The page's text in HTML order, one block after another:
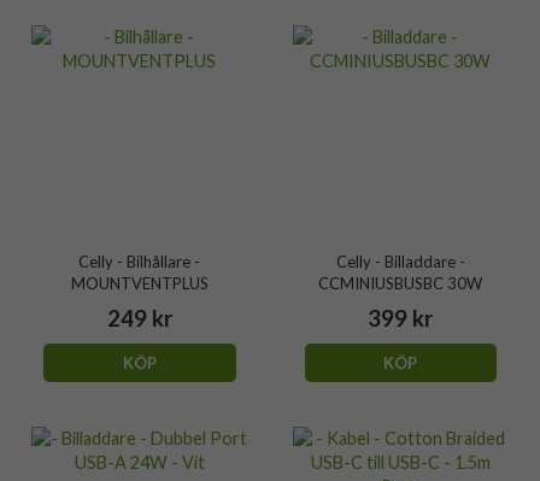
Celly - Bilhållare -
MOUNTVENTPLUS
249 kr
KÖP
Celly - Billaddare -
CCMINIUSBUSBC 30W
399 kr
KÖP